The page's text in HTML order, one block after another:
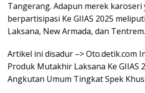
Tangerang. Adapun merek karoseri
berpartisipasi Ke GIIAS 2025
Laksana, New Armada, dan Tentrem.
Artikel ini disadur –> Oto.detik.com
Produk Mutakhir Laksana Ke GIIAS
Angkutan Umum Tingkat Spek